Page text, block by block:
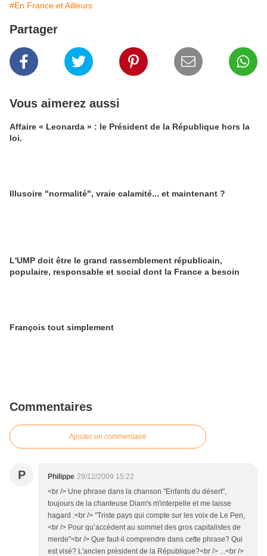
#En France et Ailleurs
Partager
Vous aimerez aussi
Affaire « Leonarda » : le Président de la République hors la
loi.
Illusoire "normalité", vraie calamité... et maintenant ?
L'UMP doit être le grand rassemblement républicain,
populaire, responsable et social dont la France a besoin
François tout simplement
Commentaires
Ajouter un commentaire
P Philippe 29/12/2009 15:22
<br /> Une phrase dans la chanson "Enfants du désert",
toujours de la chanteuse Diam's m'interpelle et me laisse
hagard :<br /> "Triste pays qui compte sur les voix de Le Pen,
<br /> Pour qu’accèdent au sommet des gros capitalistes de
merde"<br /> Que faut-il comprendre dans cette phrase? Qui
est visé? L'ancien président de la République?<br /> ...<br />